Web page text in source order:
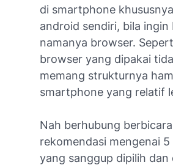
di smartphone
android sendiri, bila
namanya browser.
browser yang dipakai
memang strukturnya
smartphone yang relatif
Nah berhubung
rekomendasi mengenai
yang sanggup dipilih